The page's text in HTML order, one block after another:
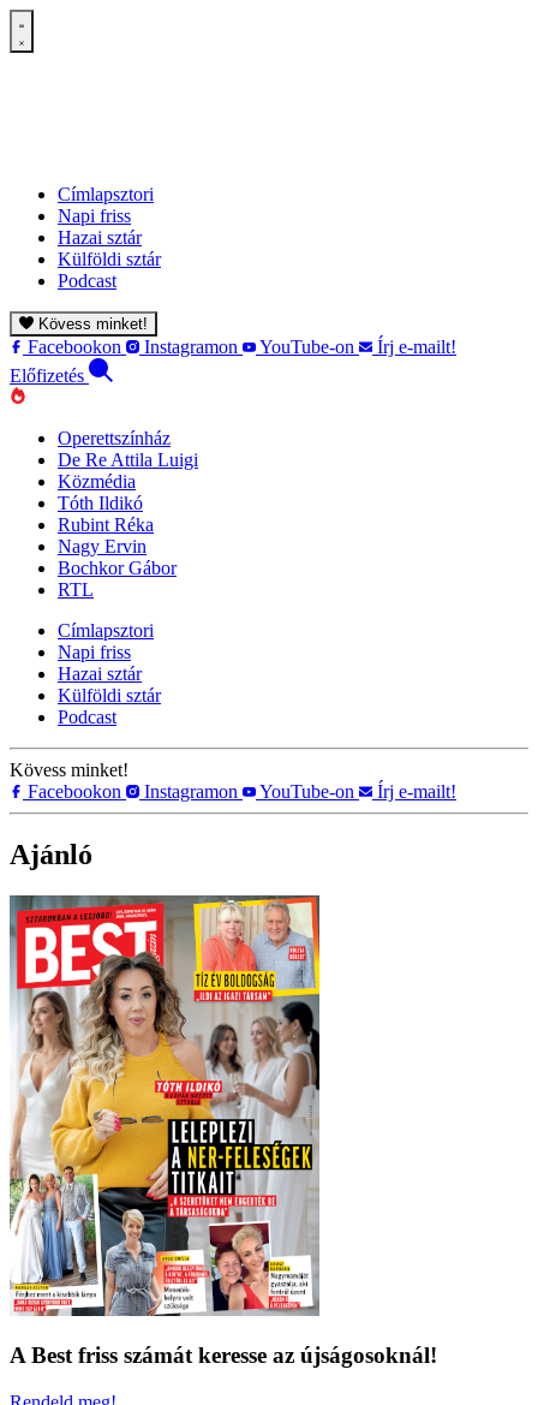
Címlapsztori
Napi friss
Hazai sztár
Külföldi sztár
Podcast
Kövess minket!
Facebookon Instagramon YouTube-on
Írj e-mailt!
Előfizetés
Operettszínház
De Re Attila Luigi
Közmédia
Tóth Ildikó
Rubint Réka
Nagy Ervin
Bochkor Gábor
RTL
Címlapsztori
Napi friss
Hazai sztár
Külföldi sztár
Podcast
Kövess minket!
Facebookon
Instagramon YouTube-on Írj e-mailt!
Ajánló
A Best friss számát keresse az újságosoknál!